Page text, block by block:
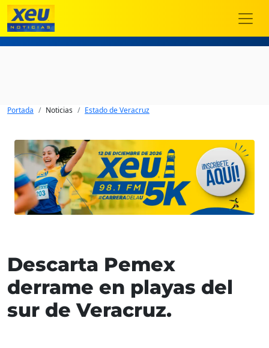
Portada Noticias Estado de Veracruz
Descarta Pemex
derrame en playas del
sur de Veracruz.